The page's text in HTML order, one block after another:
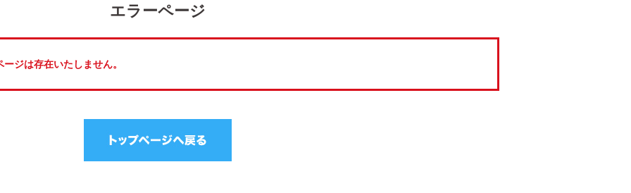
エラーページ
は存在いたしません。